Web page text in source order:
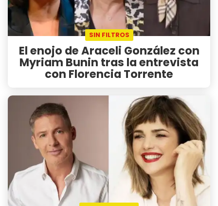
SIN FILTROS
El enojo de Araceli González con
Myriam Bunin tras la entrevista
con Florencia Torrente